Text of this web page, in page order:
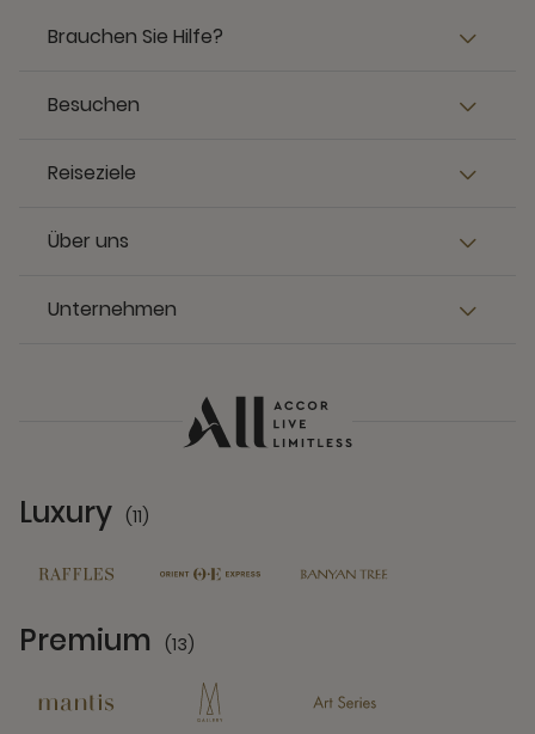
Brauchen Sie Hilfe?
Besuchen
Reiseziele
Über uns
Unternehmen
Luxury (11)
Premium (13)